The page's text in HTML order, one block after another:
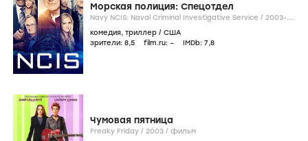
Морская полиция: Cпецотдел
Navy NCIS: Naval Criminal Investigative Service / 2003-...
комедия, триллер / США
зрители: 8,5 film.ru: – IMDb: 7,8
Чумовая пятница
Freaky Friday / 2003 / фильм